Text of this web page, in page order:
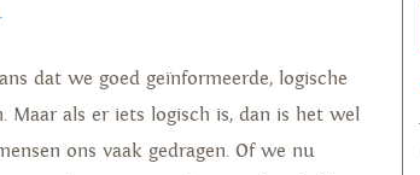
dat we goed geïnformeerde, logische
Maar als er iets logisch is, dan is het wel
ons vaak gedragen. Of we nu